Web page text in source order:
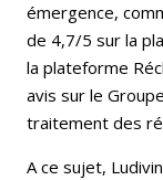
émergence,
de 4,7/5 sur la
la plateforme
avis sur le
traitement des
A ce sujet,